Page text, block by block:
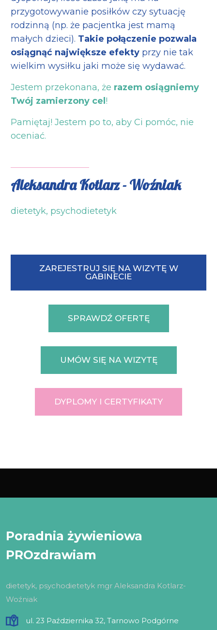
przygotowywanie posiłków czy sytuację
rodzinną (np. że pacjentka jest mamą
małych dzieci). Takie połączenie pozwala
osiągnąć największe efekty przy nie tak
wielkim wysiłku jaki może się wydawać.
Jestem przekonana, że razem osiągniemy
Twój zamierzony cel !
Pamiętaj! Jestem po to, aby Ci pomóc, nie
oceniać.
Aleksandra Kotlarz - Woźniak
dietetyk, psychodietetyk
ZAREJESTRUJ SIĘ NA WIZYTĘ W
GABINECIE
SPRAWDŹ OFERTĘ
UMÓW SIĘ NA WIZYTĘ
DYPLOMY I CERTYFIKATY
Poradnia żywieniowa
PROzdrawiam
dietetyk, psychodietetyk mgr Aleksandra Kotlarz-
Woźniak
ul. 23 Października 32, Tarnowo Podgórne